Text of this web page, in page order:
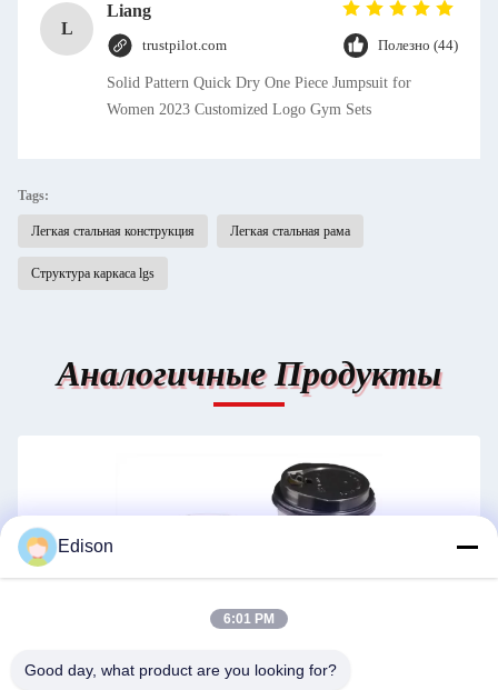
L
Liang
trustpilot.com Полезно (44)
Solid Pattern Quick Dry One Piece Jumpsuit for
Women 2023 Customized Logo Gym Sets
Tags:
Легкая стальная конструкция Легкая стальная рама
Структура каркаса lgs
Аналогичные Продукты
Edison
6:01 PM
Good day, what product are you looking for?